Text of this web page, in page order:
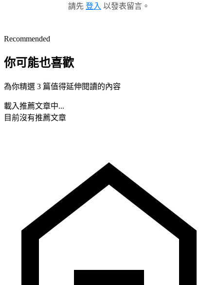
請先 登入 以發表留言。
Recommended
你可能也喜歡
為你精選 3 篇值得延伸閱讀的內容
載入推薦文章中...
目前沒有推薦文章